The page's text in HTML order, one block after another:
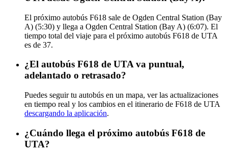
El próximo autobús F618 sale de Ogden Central Station (Bay
A) (5:30) y llega a Ogden Central Station (Bay A) (6:07). El
tiempo total del viaje para el próximo autobús F618 de UTA
es de 37.
¿El autobús F618 de UTA va puntual,
adelantado o retrasado?
Puedes seguir tu autobús en un mapa, ver las actualizaciones
en tiempo real y los cambios en el itinerario de F618 de UTA
descargando la aplicación.
¿Cuándo llega el próximo autobús F618 de
UTA?